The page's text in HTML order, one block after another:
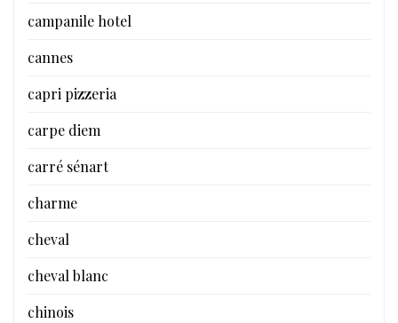
campanile hotel
cannes
capri pizzeria
carpe diem
carré sénart
charme
cheval
cheval blanc
chinois